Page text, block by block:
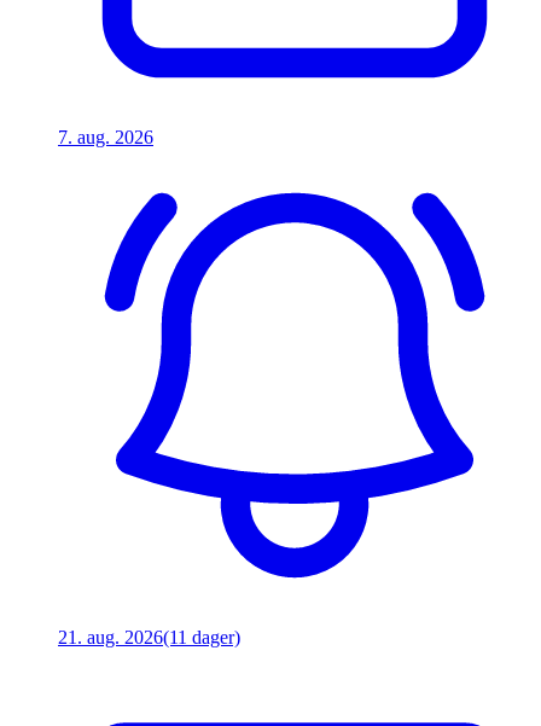
7. aug. 2026
21. aug. 2026(11 dager)